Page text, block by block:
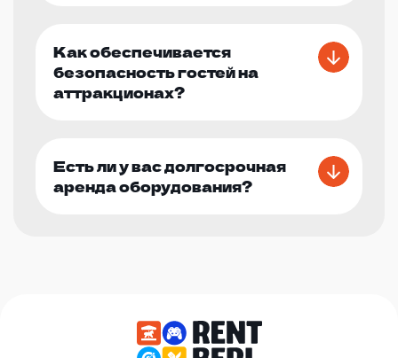
Как обеспечивается
безопасность гостей на
аттракционах?
Есть ли у вас долгосрочная
аренда оборудования?